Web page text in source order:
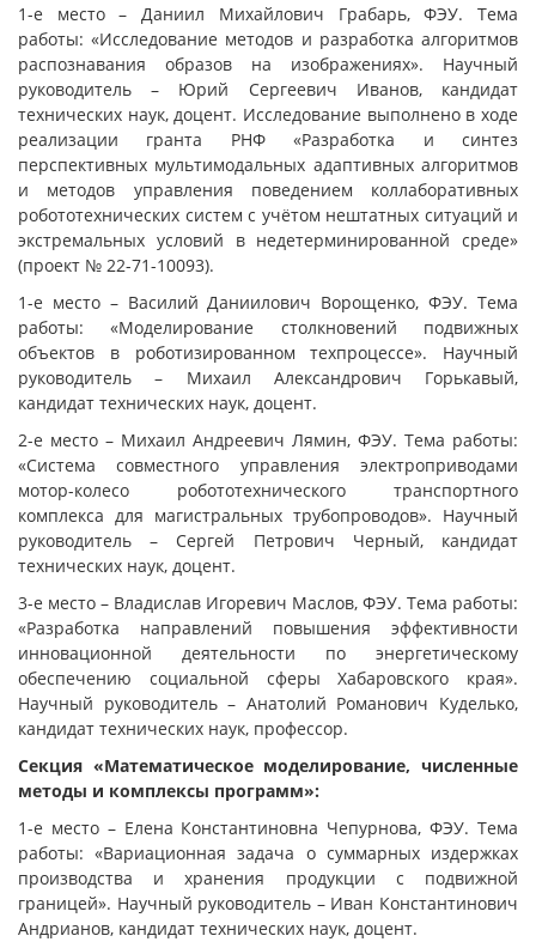
1-е место – Даниил Михайлович Грабарь, ФЭУ. Тема
работы: «Исследование методов и разработка алгоритмов
распознавания образов на изображениях». Научный
руководитель – Юрий Сергеевич Иванов, кандидат
технических наук, доцент. Исследование выполнено в ходе
реализации гранта РНФ «Разработка и синтез
перспективных мультимодальных адаптивных алгоритмов
и методов управления поведением коллаборативных
робототехнических систем с учётом нештатных ситуаций и
экстремальных условий в недетерминированной среде»
(проект № 22-71-10093).
1-е место – Василий Даниилович Ворощенко, ФЭУ. Тема
работы: «Моделирование столкновений подвижных
объектов в роботизированном техпроцессе». Научный
руководитель – Михаил Александрович Горькавый,
кандидат технических наук, доцент.
2-е место – Михаил Андреевич Лямин, ФЭУ. Тема работы:
«Система совместного управления электроприводами
мотор-колесо робототехнического транспортного
комплекса для магистральных трубопроводов». Научный
руководитель – Сергей Петрович Черный, кандидат
технических наук, доцент.
3-е место – Владислав Игоревич Маслов, ФЭУ. Тема работы:
«Разработка направлений повышения эффективности
инновационной деятельности по энергетическому
обеспечению социальной сферы Хабаровского края».
Научный руководитель – Анатолий Романович Куделько,
кандидат технических наук, профессор.
Секция «Математическое моделирование, численные
методы и комплексы программ»:
1-е место – Елена Константиновна Чепурнова, ФЭУ. Тема
работы: «Вариационная задача о суммарных издержках
производства и хранения продукции с подвижной
границей». Научный руководитель – Иван Константинович
Андрианов, кандидат технических наук, доцент.